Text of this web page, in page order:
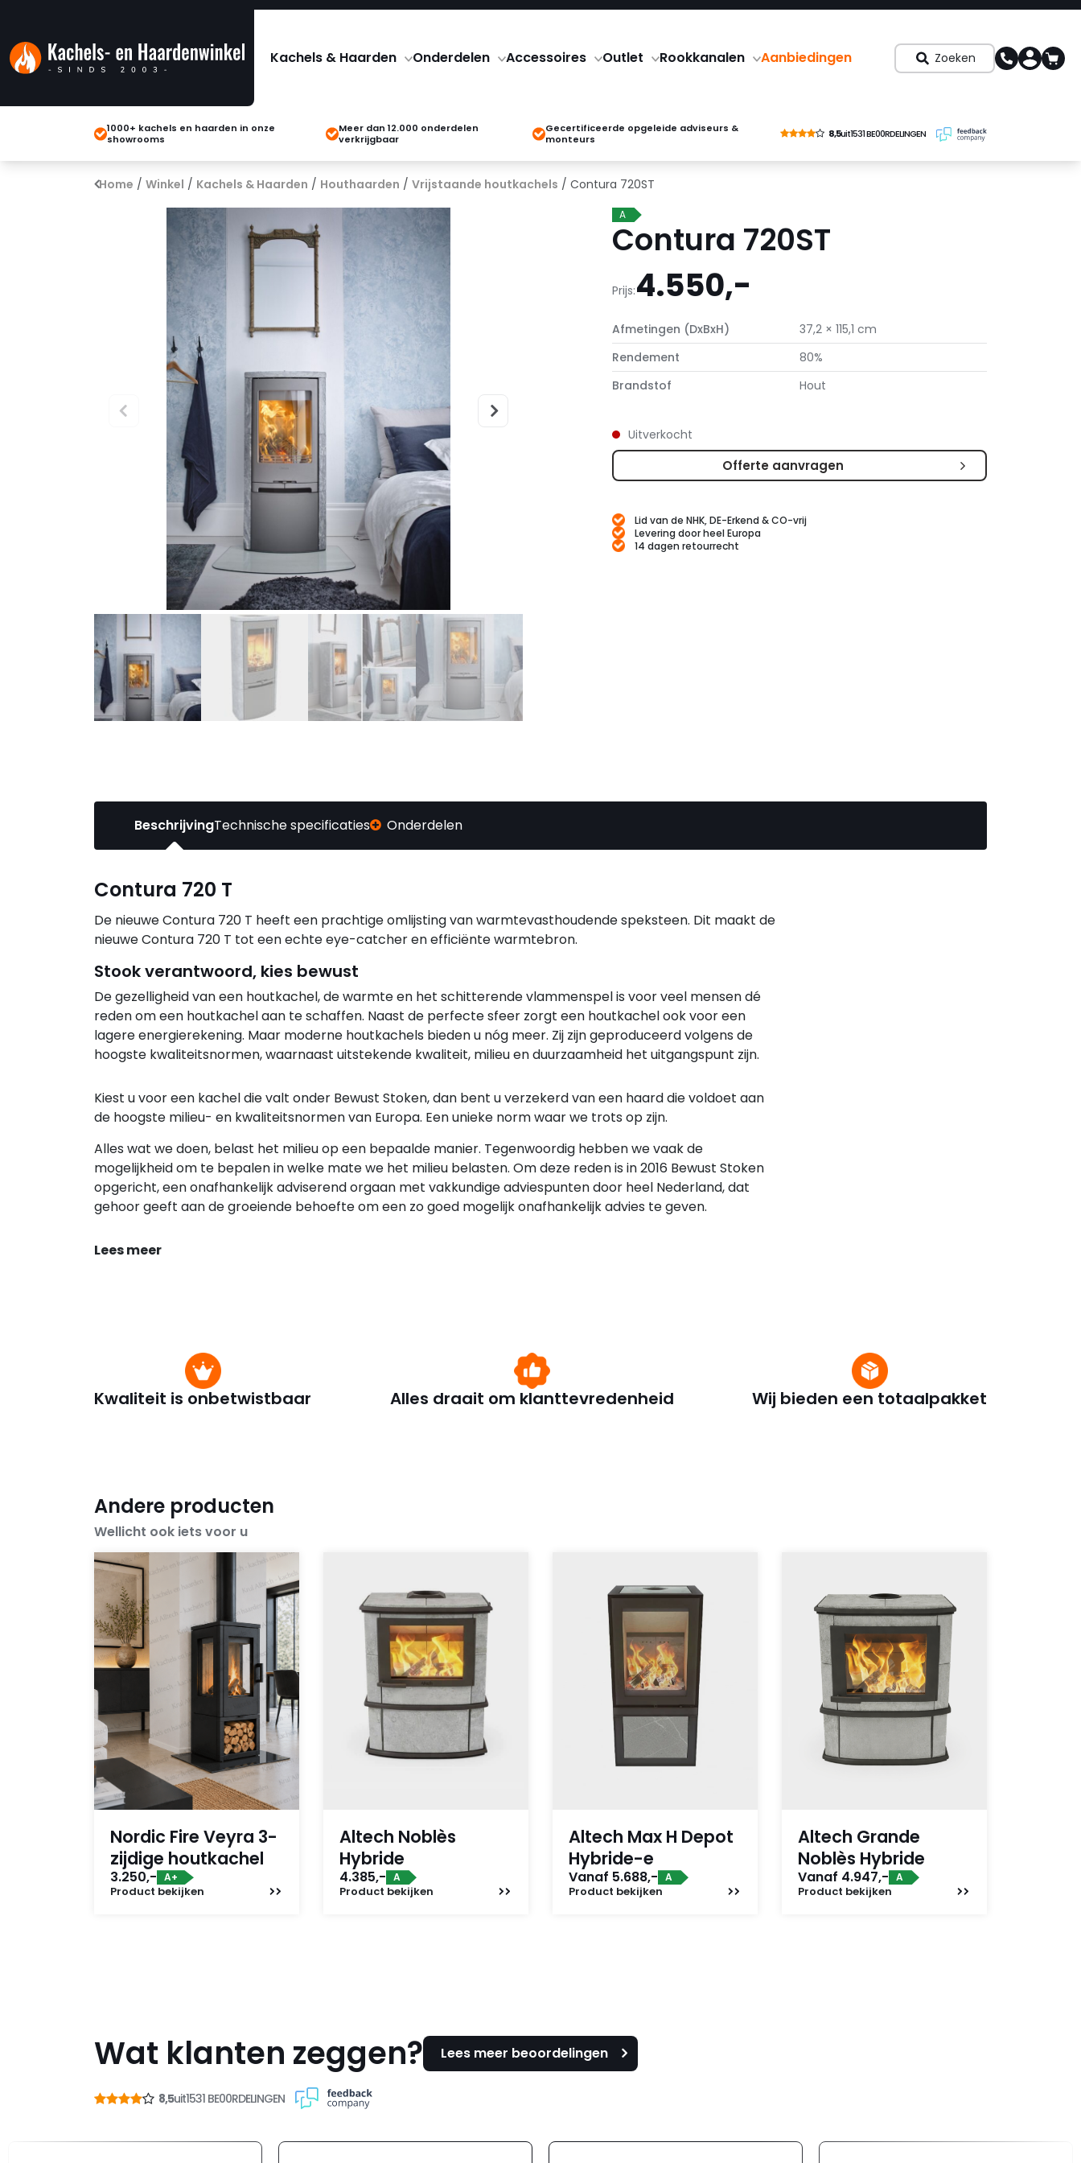
Kachels & Haarden Onderdelen Accessoires Outlet Rookkanalen Aanbiedingen Zoeken
1000+ kachels en haarden in onze
showrooms
Meer dan 12.000 onderdelen
verkrijgbaar
Gecertificeerde opgeleide adviseurs &
monteurs
8,5uit1531 BE00RDELINGEN
Home / Winkel / Kachels & Haarden / Houthaarden / Vrijstaande houtkachels / Contura 720ST
A
Contura 720ST
Prijs:4.550,-
Afmetingen (DxBxH)
37,2 × 115,1 cm
Rendement
80%
Brandstof
Hout
Uitverkocht
Offerte aanvragen
Lid van de NHK, DE-Erkend & CO-vrij
Levering door heel Europa
14 dagen retourrecht
BeschrijvingTechnische specificaties Onderdelen
Contura 720 T
De nieuwe Contura 720 T heeft een prachtige omlijsting van warmtevasthoudende speksteen. Dit maakt de
nieuwe Contura 720 T tot een echte eye-catcher en efficiënte warmtebron.
Stook verantwoord, kies bewust
De gezelligheid van een houtkachel, de warmte en het schitterende vlammenspel is voor veel mensen dé
reden om een houtkachel aan te schaffen. Naast de perfecte sfeer zorgt een houtkachel ook voor een
lagere energierekening. Maar moderne houtkachels bieden u nóg meer. Zij zijn geproduceerd volgens de
hoogste kwaliteitsnormen, waarnaast uitstekende kwaliteit, milieu en duurzaamheid het uitgangspunt zijn.
Kiest u voor een kachel die valt onder Bewust Stoken, dan bent u verzekerd van een haard die voldoet aan
de hoogste milieu- en kwaliteitsnormen van Europa. Een unieke norm waar we trots op zijn.
Alles wat we doen, belast het milieu op een bepaalde manier. Tegenwoordig hebben we vaak de
mogelijkheid om te bepalen in welke mate we het milieu belasten. Om deze reden is in 2016 Bewust Stoken
opgericht, een onafhankelijk adviserend orgaan met vakkundige adviespunten door heel Nederland, dat
gehoor geeft aan de groeiende behoefte om een zo goed mogelijk onafhankelijk advies te geven.
Lees meer
Kwaliteit is onbetwistbaar Alles draait om klanttevredenheid Wij bieden een totaalpakket
Andere producten
Wellicht ook iets voor u
Nordic Fire Veyra 3-
zijdige houtkachel
3.250,- A+
Product bekijken
Altech Noblès
Hybride
4.385,- A
Product bekijken
Altech Max H Depot
Hybride-e
Vanaf 5.688,- A
Product bekijken
Altech Grande
Noblès Hybride
Vanaf 4.947,- A
Product bekijken
Wat klanten zeggen? Lees meer beoordelingen
8,5uit1531 BE00RDELINGEN